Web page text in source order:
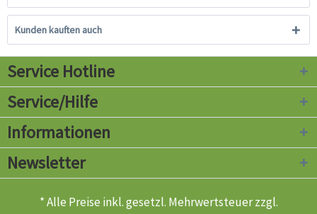
Kunden kauften auch
Service Hotline
Service/Hilfe
Informationen
Newsletter
* Alle Preise inkl. gesetzl. Mehrwertsteuer zzgl.